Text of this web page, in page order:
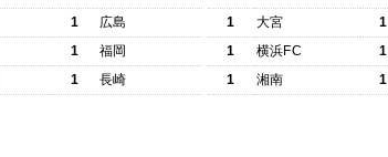
1
広島
1
福岡
1 長崎
1
大宮 1
1
横浜FC 1
1
湘南 1